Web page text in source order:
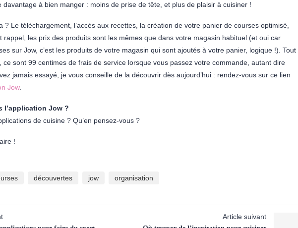
davantage à bien manger : moins de prise de tête, et plus de plaisir à cuisiner !
? Le téléchargement, l’accès aux recettes, la création de votre panier de courses optimisé,
rappel, les prix des produits sont les mêmes que dans votre magasin habituel (et oui car
sur Jow, c’est les produits de votre magasin qui sont ajoutés à votre panier, logique !). Tout
ce sont 99 centimes de frais de service lorsque vous passez votre commande, autant dire
jamais essayé, je vous conseille de la découvrir dès aujourd’hui : rendez-vous sur ce lien
Jow.
l’application Jow ?
de cuisine ? Qu’en pensez-vous ?
!
découvertes jow organisation
Article suivant